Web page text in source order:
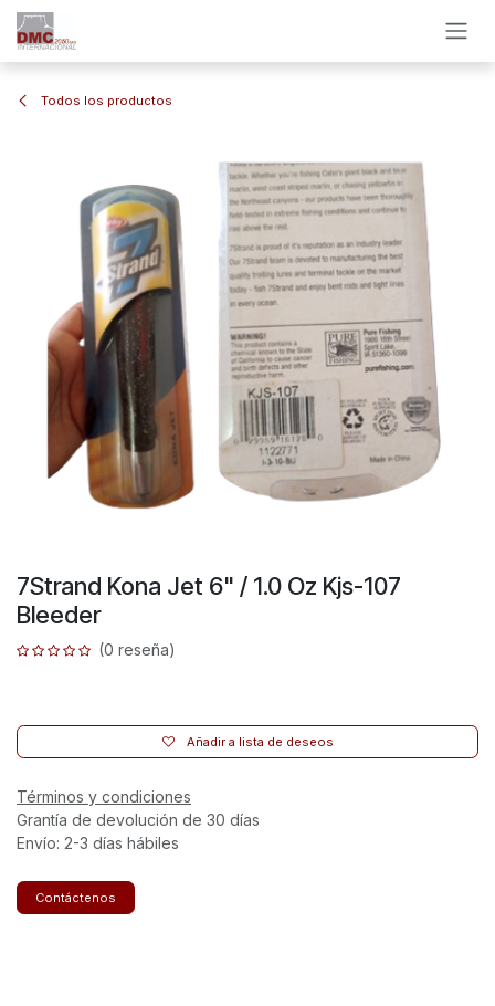
Todos los productos
7Strand Kona Jet 6" / 1.0 Oz Kjs-107
Bleeder
(0 reseña)
Añadir a lista de deseos
Términos y condiciones
Grantía de devolución de 30 días
Envío: 2-3 días hábiles
Contáctenos